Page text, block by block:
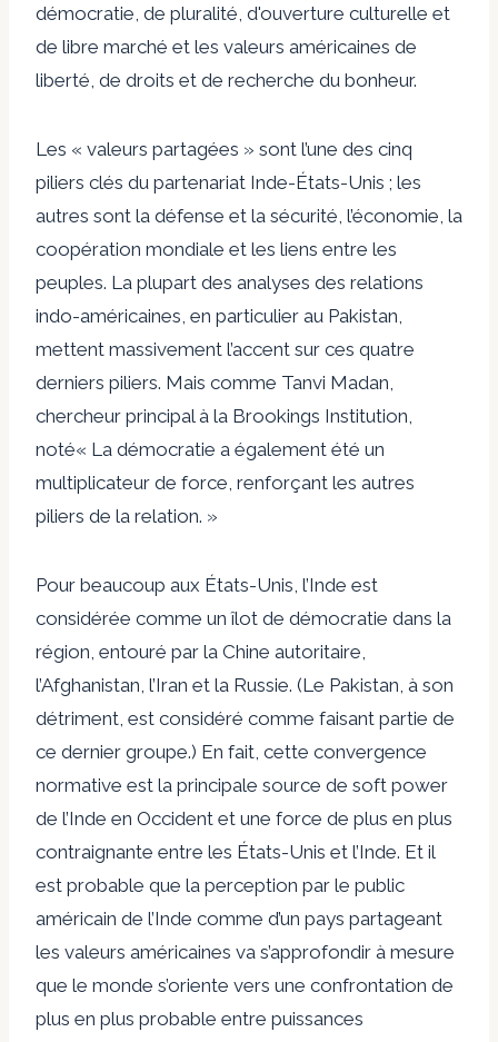
démocratie, de pluralité, d'ouverture culturelle et
de libre marché et les valeurs américaines de
liberté, de droits et de recherche du bonheur.
Les « valeurs partagées » sont l’une des cinq
piliers clés du partenariat Inde-États-Unis ; les
autres sont la défense et la sécurité, l’économie, la
coopération mondiale et les liens entre les
peuples. La plupart des analyses des relations
indo-américaines, en particulier au Pakistan,
mettent massivement l’accent sur ces quatre
derniers piliers. Mais comme Tanvi Madan,
chercheur principal à la Brookings Institution,
noté« La démocratie a également été un
multiplicateur de force, renforçant les autres
piliers de la relation. »
Pour beaucoup aux États-Unis, l’Inde est
considérée comme un îlot de démocratie dans la
région, entouré par la Chine autoritaire,
l’Afghanistan, l’Iran et la Russie. (Le Pakistan, à son
détriment, est considéré comme faisant partie de
ce dernier groupe.) En fait, cette convergence
normative est la principale source de soft power
de l’Inde en Occident et une force de plus en plus
contraignante entre les États-Unis et l’Inde. Et il
est probable que la perception par le public
américain de l’Inde comme d’un pays partageant
les valeurs américaines va s’approfondir à mesure
que le monde s’oriente vers une confrontation de
plus en plus probable entre puissances